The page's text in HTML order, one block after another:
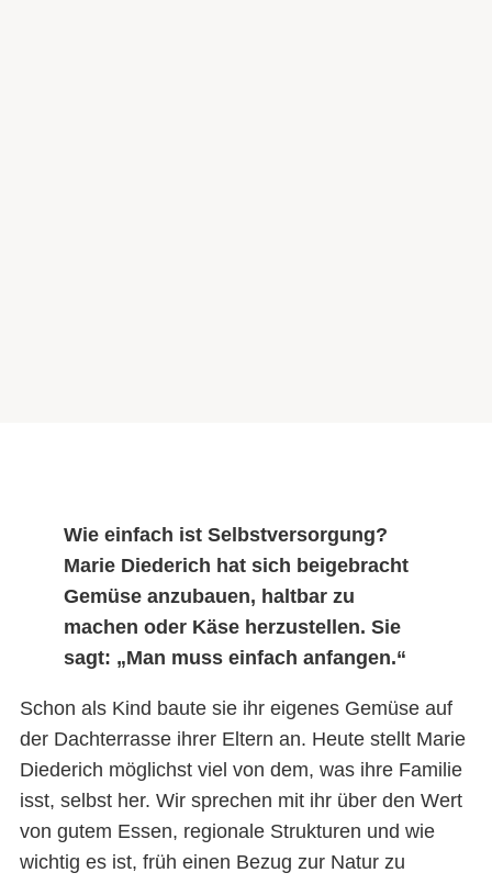
Wie einfach ist Selbstversorgung?
Marie Diederich hat sich beigebracht
Gemüse anzubauen, haltbar zu
machen oder Käse herzustellen. Sie
sagt: „Man muss einfach anfangen.“
Schon als Kind baute sie ihr eigenes Gemüse auf
der Dachterrasse ihrer Eltern an. Heute stellt Marie
Diederich möglichst viel von dem, was ihre Familie
isst, selbst her. Wir sprechen mit ihr über den Wert
von gutem Essen, regionale Strukturen und wie
wichtig es ist, früh einen Bezug zur Natur zu